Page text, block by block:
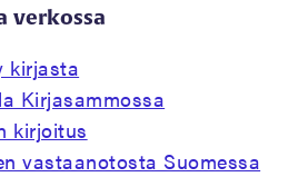
verkossa
kirjasta
Kirjasammossa
kirjoitus
vastaanotosta Suomessa